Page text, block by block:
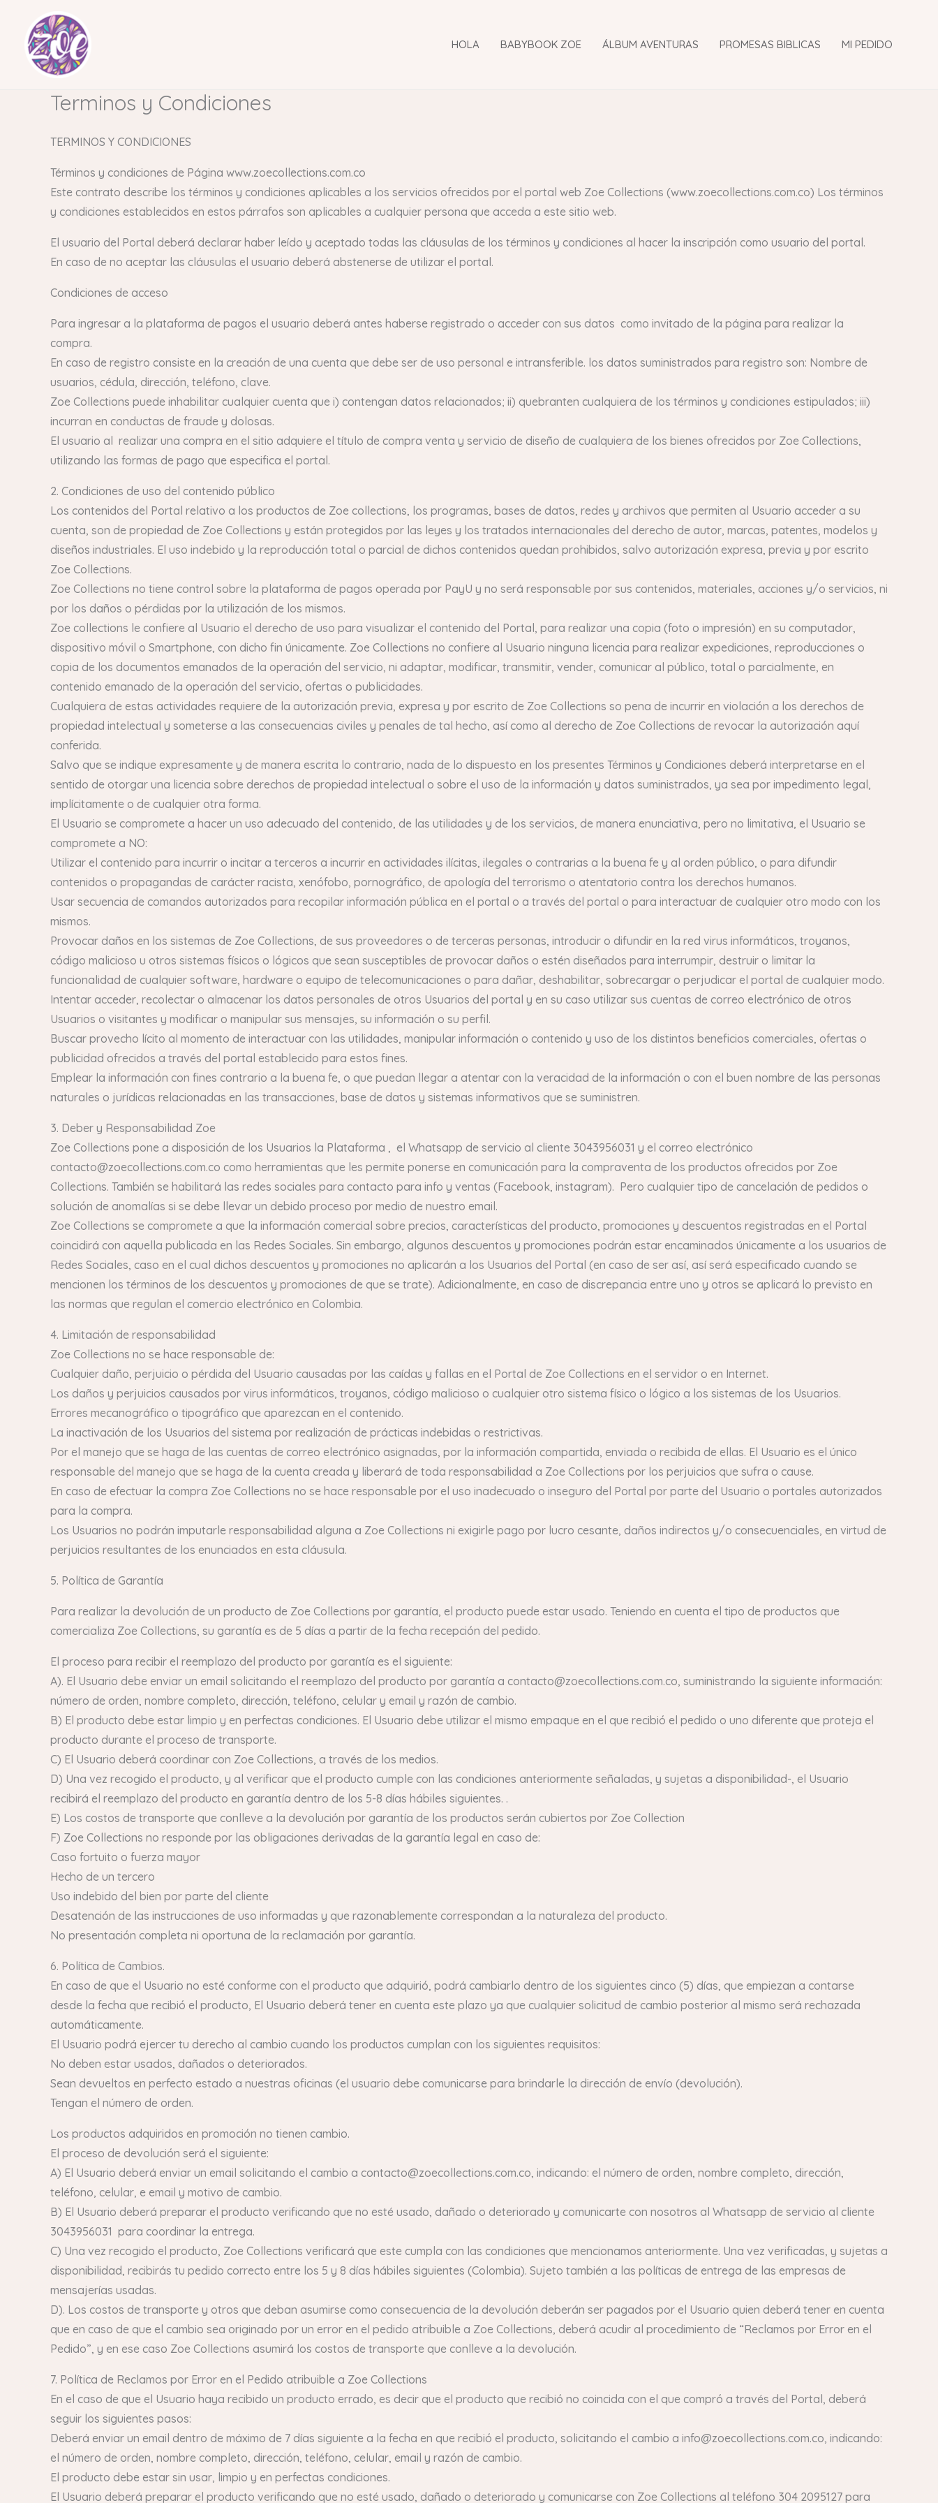
contenido
HOLA BABYBOOK ZOE ÁLBUM AVENTURAS PROMESAS BIBLICAS MI PEDIDO
Terminos y Condiciones
TERMINOS Y CONDICIONES
Términos y condiciones de Página www.zoecollections.com.co
Este contrato describe los términos y condiciones aplicables a los servicios ofrecidos por el portal web Zoe Collections (www.zoecollections.com.co) Los términos
y condiciones establecidos en estos párrafos son aplicables a cualquier persona que acceda a este sitio web.
El usuario del Portal deberá declarar haber leído y aceptado todas las cláusulas de los términos y condiciones al hacer la inscripción como usuario del portal.
En caso de no aceptar las cláusulas el usuario deberá abstenerse de utilizar el portal.
Condiciones de acceso
Para ingresar a la plataforma de pagos el usuario deberá antes haberse registrado o acceder con sus datos como invitado de la página para realizar la
compra.
En caso de registro consiste en la creación de una cuenta que debe ser de uso personal e intransferible. los datos suministrados para registro son: Nombre de
usuarios, cédula, dirección, teléfono, clave.
Zoe Collections puede inhabilitar cualquier cuenta que i) contengan datos relacionados; ii) quebranten cualquiera de los términos y condiciones estipulados; iii)
incurran en conductas de fraude y dolosas.
El usuario al realizar una compra en el sitio adquiere el título de compra venta y servicio de diseño de cualquiera de los bienes ofrecidos por Zoe Collections,
utilizando las formas de pago que especifica el portal.
2. Condiciones de uso del contenido público
Los contenidos del Portal relativo a los productos de Zoe collections, los programas, bases de datos, redes y archivos que permiten al Usuario acceder a su
cuenta, son de propiedad de Zoe Collections y están protegidos por las leyes y los tratados internacionales del derecho de autor, marcas, patentes, modelos y
diseños industriales. El uso indebido y la reproducción total o parcial de dichos contenidos quedan prohibidos, salvo autorización expresa, previa y por escrito
Zoe Collections.
Zoe Collections no tiene control sobre la plataforma de pagos operada por PayU y no será responsable por sus contenidos, materiales, acciones y/o servicios, ni
por los daños o pérdidas por la utilización de los mismos.
Zoe collections le confiere al Usuario el derecho de uso para visualizar el contenido del Portal, para realizar una copia (foto o impresión) en su computador,
dispositivo móvil o Smartphone, con dicho fin únicamente. Zoe Collections no confiere al Usuario ninguna licencia para realizar expediciones, reproducciones o
copia de los documentos emanados de la operación del servicio, ni adaptar, modificar, transmitir, vender, comunicar al público, total o parcialmente, en
contenido emanado de la operación del servicio, ofertas o publicidades.
Cualquiera de estas actividades requiere de la autorización previa, expresa y por escrito de Zoe Collections so pena de incurrir en violación a los derechos de
propiedad intelectual y someterse a las consecuencias civiles y penales de tal hecho, así como al derecho de Zoe Collections de revocar la autorización aquí
conferida.
Salvo que se indique expresamente y de manera escrita lo contrario, nada de lo dispuesto en los presentes Términos y Condiciones deberá interpretarse en el
sentido de otorgar una licencia sobre derechos de propiedad intelectual o sobre el uso de la información y datos suministrados, ya sea por impedimento legal,
implícitamente o de cualquier otra forma.
El Usuario se compromete a hacer un uso adecuado del contenido, de las utilidades y de los servicios, de manera enunciativa, pero no limitativa, el Usuario se
compromete a NO:
Utilizar el contenido para incurrir o incitar a terceros a incurrir en actividades ilícitas, ilegales o contrarias a la buena fe y al orden público, o para difundir
contenidos o propagandas de carácter racista, xenófobo, pornográfico, de apología del terrorismo o atentatorio contra los derechos humanos.
Usar secuencia de comandos autorizados para recopilar información pública en el portal o a través del portal o para interactuar de cualquier otro modo con los
mismos.
Provocar daños en los sistemas de Zoe Collections, de sus proveedores o de terceras personas, introducir o difundir en la red virus informáticos, troyanos,
código malicioso u otros sistemas físicos o lógicos que sean susceptibles de provocar daños o estén diseñados para interrumpir, destruir o limitar la
funcionalidad de cualquier software, hardware o equipo de telecomunicaciones o para dañar, deshabilitar, sobrecargar o perjudicar el portal de cualquier modo.
Intentar acceder, recolectar o almacenar los datos personales de otros Usuarios del portal y en su caso utilizar sus cuentas de correo electrónico de otros
Usuarios o visitantes y modificar o manipular sus mensajes, su información o su perfil.
Buscar provecho lícito al momento de interactuar con las utilidades, manipular información o contenido y uso de los distintos beneficios comerciales, ofertas o
publicidad ofrecidos a través del portal establecido para estos fines.
Emplear la información con fines contrario a la buena fe, o que puedan llegar a atentar con la veracidad de la información o con el buen nombre de las personas
naturales o jurídicas relacionadas en las transacciones, base de datos y sistemas informativos que se suministren.
3. Deber y Responsabilidad Zoe
Zoe Collections pone a disposición de los Usuarios la Plataforma , el Whatsapp de servicio al cliente 3043956031 y el correo electrónico
contacto@zoecollections.com.co como herramientas que les permite ponerse en comunicación para la compraventa de los productos ofrecidos por Zoe
Collections. También se habilitará las redes sociales para contacto para info y ventas (Facebook, instagram). Pero cualquier tipo de cancelación de pedidos o
solución de anomalías si se debe llevar un debido proceso por medio de nuestro email.
Zoe Collections se compromete a que la información comercial sobre precios, características del producto, promociones y descuentos registradas en el Portal
coincidirá con aquella publicada en las Redes Sociales. Sin embargo, algunos descuentos y promociones podrán estar encaminados únicamente a los usuarios de
Redes Sociales, caso en el cual dichos descuentos y promociones no aplicarán a los Usuarios del Portal (en caso de ser así, así será especificado cuando se
mencionen los términos de los descuentos y promociones de que se trate). Adicionalmente, en caso de discrepancia entre uno y otros se aplicará lo previsto en
las normas que regulan el comercio electrónico en Colombia.
4. Limitación de responsabilidad
Zoe Collections no se hace responsable de:
Cualquier daño, perjuicio o pérdida del Usuario causadas por las caídas y fallas en el Portal de Zoe Collections en el servidor o en Internet.
Los daños y perjuicios causados por virus informáticos, troyanos, código malicioso o cualquier otro sistema físico o lógico a los sistemas de los Usuarios.
Errores mecanográfico o tipográfico que aparezcan en el contenido.
La inactivación de los Usuarios del sistema por realización de prácticas indebidas o restrictivas.
Por el manejo que se haga de las cuentas de correo electrónico asignadas, por la información compartida, enviada o recibida de ellas. El Usuario es el único
responsable del manejo que se haga de la cuenta creada y liberará de toda responsabilidad a Zoe Collections por los perjuicios que sufra o cause.
En caso de efectuar la compra Zoe Collections no se hace responsable por el uso inadecuado o inseguro del Portal por parte del Usuario o portales autorizados
para la compra.
Los Usuarios no podrán imputarle responsabilidad alguna a Zoe Collections ni exigirle pago por lucro cesante, daños indirectos y/o consecuenciales, en virtud de
perjuicios resultantes de los enunciados en esta cláusula.
5. Política de Garantía
Para realizar la devolución de un producto de Zoe Collections por garantía, el producto puede estar usado. Teniendo en cuenta el tipo de productos que
comercializa Zoe Collections, su garantía es de 5 días a partir de la fecha recepción del pedido.
El proceso para recibir el reemplazo del producto por garantía es el siguiente:
A). El Usuario debe enviar un email solicitando el reemplazo del producto por garantía a contacto@zoecollections.com.co, suministrando la siguiente información:
número de orden, nombre completo, dirección, teléfono, celular y email y razón de cambio.
B) El producto debe estar limpio y en perfectas condiciones. El Usuario debe utilizar el mismo empaque en el que recibió el pedido o uno diferente que proteja el
producto durante el proceso de transporte.
C) El Usuario deberá coordinar con Zoe Collections, a través de los medios.
D) Una vez recogido el producto, y al verificar que el producto cumple con las condiciones anteriormente señaladas, y sujetas a disponibilidad-, el Usuario
recibirá el reemplazo del producto en garantía dentro de los 5-8 días hábiles siguientes. .
E) Los costos de transporte que conlleve a la devolución por garantía de los productos serán cubiertos por Zoe Collection
F) Zoe Collections no responde por las obligaciones derivadas de la garantía legal en caso de:
Caso fortuito o fuerza mayor
Hecho de un tercero
Uso indebido del bien por parte del cliente
Desatención de las instrucciones de uso informadas y que razonablemente correspondan a la naturaleza del producto.
No presentación completa ni oportuna de la reclamación por garantía.
6. Política de Cambios.
En caso de que el Usuario no esté conforme con el producto que adquirió, podrá cambiarlo dentro de los siguientes cinco (5) días, que empiezan a contarse
desde la fecha que recibió el producto, El Usuario deberá tener en cuenta este plazo ya que cualquier solicitud de cambio posterior al mismo será rechazada
automáticamente.
El Usuario podrá ejercer tu derecho al cambio cuando los productos cumplan con los siguientes requisitos:
No deben estar usados, dañados o deteriorados.
Sean devueltos en perfecto estado a nuestras oficinas (el usuario debe comunicarse para brindarle la dirección de envío (devolución).
Tengan el número de orden.
Los productos adquiridos en promoción no tienen cambio.
El proceso de devolución será el siguiente:
A) El Usuario deberá enviar un email solicitando el cambio a contacto@zoecollections.com.co, indicando: el número de orden, nombre completo, dirección,
teléfono, celular, e email y motivo de cambio.
B) El Usuario deberá preparar el producto verificando que no esté usado, dañado o deteriorado y comunicarte con nosotros al Whatsapp de servicio al cliente
3043956031 para coordinar la entrega.
C) Una vez recogido el producto, Zoe Collections verificará que este cumpla con las condiciones que mencionamos anteriormente. Una vez verificadas, y sujetas a
disponibilidad, recibirás tu pedido correcto entre los 5 y 8 días hábiles siguientes (Colombia). Sujeto también a las políticas de entrega de las empresas de
mensajerías usadas.
D). Los costos de transporte y otros que deban asumirse como consecuencia de la devolución deberán ser pagados por el Usuario quien deberá tener en cuenta
que en caso de que el cambio sea originado por un error en el pedido atribuible a Zoe Collections, deberá acudir al procedimiento de “Reclamos por Error en el
Pedido”, y en ese caso Zoe Collections asumirá los costos de transporte que conlleve a la devolución.
7. Política de Reclamos por Error en el Pedido atribuible a Zoe Collections
En el caso de que el Usuario haya recibido un producto errado, es decir que el producto que recibió no coincida con el que compró a través del Portal, deberá
seguir los siguientes pasos:
Deberá enviar un email dentro de máximo de 7 días siguiente a la fecha en que recibió el producto, solicitando el cambio a info@zoecollections.com.co, indicando:
el número de orden, nombre completo, dirección, teléfono, celular, email y razón de cambio.
El producto debe estar sin usar, limpio y en perfectas condiciones.
El Usuario deberá preparar el producto verificando que no esté usado, dañado o deteriorado y comunicarse con Zoe Collections al teléfono 304 2095127 para